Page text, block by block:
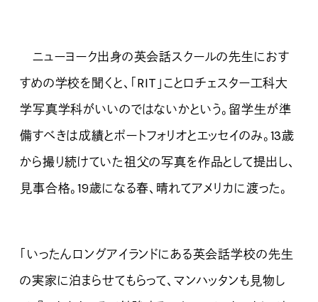
ニューヨーク出身の英会話スクールの先生におす
すめの学校を聞くと、「RIT」ことロチェスター工科大
学写真学科がいいのではないかという。留学生が準
備すべきは成績とポートフォリオとエッセイのみ。13歳
から撮り続けていた祖父の写真を作品として提出し、
見事合格。19歳になる春、晴れてアメリカに渡った。
「いったんロングアイランドにある英会話学校の先生
の実家に泊まらせてもらって、マンハッタンも見物し